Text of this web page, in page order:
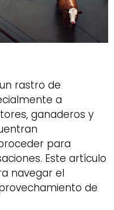
rastro de
a
ganaderos y
para
Este artículo
navegar el
de